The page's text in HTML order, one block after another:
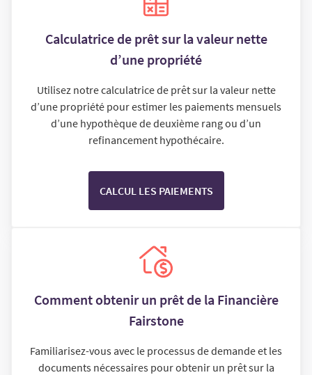
Calculatrice de prêt sur la valeur nette
d’une propriété
Utilisez notre calculatrice de prêt sur la valeur nette
d’une propriété pour estimer les paiements mensuels
d’une hypothèque de deuxième rang ou d’un
refinancement hypothécaire.
CALCUL LES PAIEMENTS
Comment obtenir un prêt de la Financière
Fairstone
Familiarisez-vous avec le processus de demande et les
documents nécessaires pour obtenir un prêt sur la